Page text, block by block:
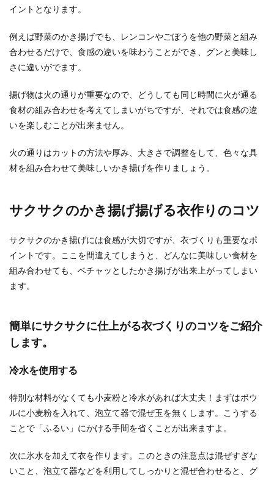
ト。料理下手な彼女の対処法
彼氏から「手...
きる買い物方法を徹底解説
どうすればう...
鍋で炊飯失敗！米の芯が残る理由と炊
き方・美味しいアレンジ方法
思ってい...
汚れを予防するのも忘れずに
デコパージュした上履はどのようにして洗ったら
いいのでしょうか？普通の上履のように洗ってし
イントとなります。
例えば野菜のかき揚げでも、レンコンやごぼうを他の野菜と組み
合わせるだけで、食感の違いを味わうことができ、グンと美味し
さに違いがでます。
揚げ物は火の通りが重要なので、どうしても同じ時間に火が通る
食材の組み合わせを考えてしまいがちですが、それでは食感の違
いを楽しむことが出来ません。
火の通りはカットの方法や厚み、大きさで調整をして、色々な具
材を組み合わせて美味しいかき揚げを作りましょう。
サクサクのかき揚げ揚げる衣作りのコツ
サクサクのかき揚げには食感が大切ですが、衣づくりも重要なポ
イントです。ここを間違えてしまうと、どんなに美味しい食材を
組み合わせても、ベチャッとしたかき揚げが出来上がってしまい
ます。
簡単にサクサクに仕上がる衣づくりのコツをご紹介
します。
冷水を使用する
特別な材料がなくても小麦粉と冷水があれば大丈夫！まずはボウ
ルに小麦粉を入れて、泡立て器で混ぜ玉を無くします。こうする
ことで「ふるい」にかける手間を省くことが出来ますよ。
次に氷水を加えて衣を作ります。このときの注意点は混ぜすぎな
いこと、泡立て器などを利用してしっかりと混ぜ合わせると、グ